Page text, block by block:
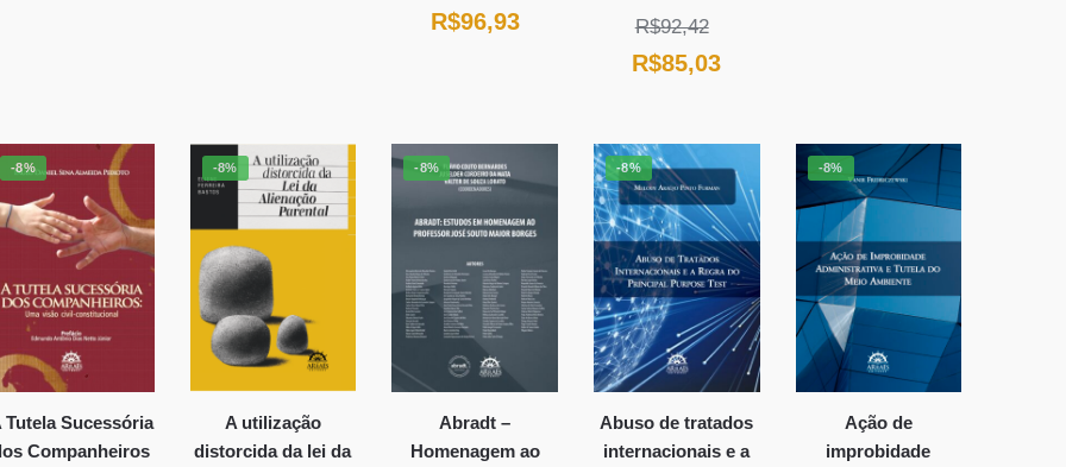
O
R$105,36.
R$96,93O
R$96,93.
R$92,42
O
original
era:
R$92,42.
R$85,03O
atual
é:
R$85,03.
-8%
Tutela Sucessória
Companheiros
-8%
A utilização
distorcida da lei da
-8%
Abradt –
Homenagem ao
-8%
Abuso de tratados
internacionais e a
-8%
Ação de
improbidade